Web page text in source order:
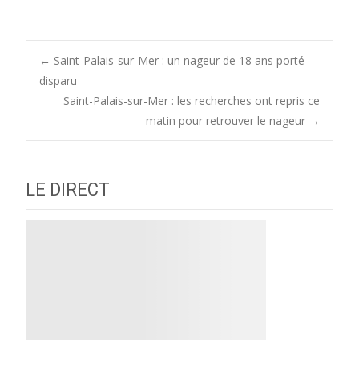
Post
navigation
← Saint-Palais-sur-Mer : un nageur de 18 ans porté
disparu
Saint-Palais-sur-Mer : les recherches ont repris ce
matin pour retrouver le nageur →
LE DIRECT